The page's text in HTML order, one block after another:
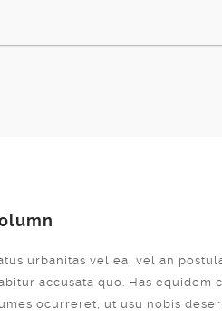
urbanitas vel ea, vel an
accusata quo. Has equidem
ocurreret, ut usu nobis